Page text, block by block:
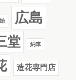
広島
堂 納車
造花専門店